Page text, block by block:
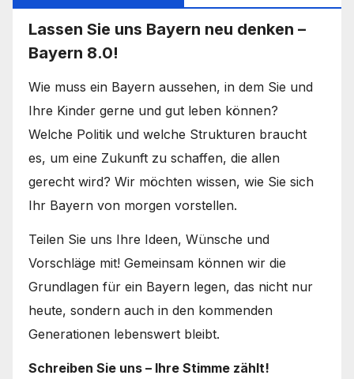
Lassen Sie uns Bayern neu denken –
Bayern 8.0!
Wie muss ein Bayern aussehen, in dem Sie und
Ihre Kinder gerne und gut leben können?
Welche Politik und welche Strukturen braucht
es, um eine Zukunft zu schaffen, die allen
gerecht wird? Wir möchten wissen, wie Sie sich
Ihr Bayern von morgen vorstellen.
Teilen Sie uns Ihre Ideen, Wünsche und
Vorschläge mit! Gemeinsam können wir die
Grundlagen für ein Bayern legen, das nicht nur
heute, sondern auch in den kommenden
Generationen lebenswert bleibt.
Schreiben Sie uns – Ihre Stimme zählt!